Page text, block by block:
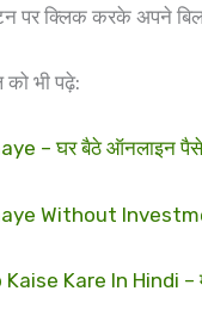
पर क्लिक करके अपने
भी पढ़े:
– घर बैठे ऑनलाइन
Without
Kare In Hindi –